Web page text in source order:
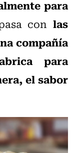
para
conlas
compañía
para
el sabor